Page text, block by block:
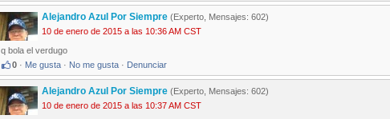
Alejandro Azul Por Siempre (Experto, Mensajes: 602)
10 de enero de 2015 a las 10:36 AM CST
q bola el verdugo
0 · Me gusta · No me gusta · Denunciar
Alejandro Azul Por Siempre (Experto, Mensajes: 602)
10 de enero de 2015 a las 10:37 AM CST